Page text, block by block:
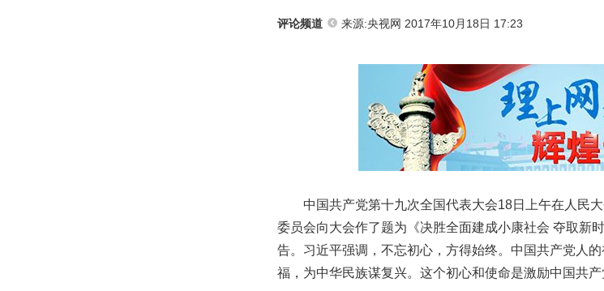
评论频道 来源:央视网 2017年10月18日 17:23
中国共产党第十九次全国代表大会18日上午在人民大
委员会向大会作了题为《决胜全面建成小康社会 夺取新
告。习近平强调，不忘初心，方得始终。中国共产党人
福，为中华民族谋复兴。这个初心和使命是激励中国共产